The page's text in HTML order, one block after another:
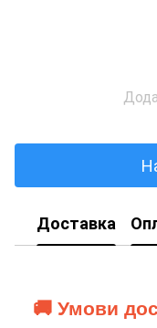
Доставка
🚚 Умови